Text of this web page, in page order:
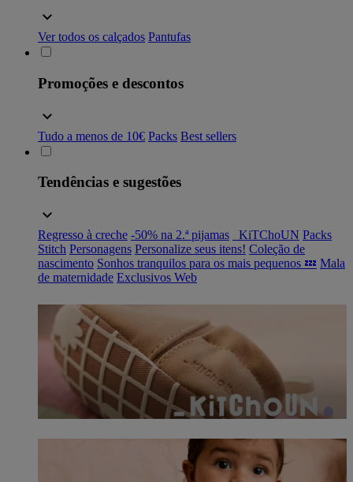
Ver todos os calçados Pantufas
Promoções e descontos
Tudo a menos de 10€ Packs Best sellers
Tendências e sugestões
Regresso à creche -50% na 2.ª pijamas _KiTChoUN Packs
Stitch Personagens Personalize seus itens! Coleção de
nascimento Sonhos tranquilos para os mais pequenos 💤 Mala
de maternidade Exclusivos Web